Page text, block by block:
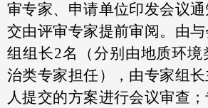
审专家、申请单位印发会议
交由评审专家提前审阅。由
组组长2名（分别由地质环境
治类专家担任），由专家组
人提交的方案进行会议审查